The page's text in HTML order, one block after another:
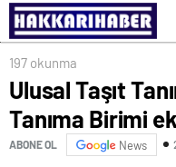
197 okunma
Ulusal Taşıt
Tanıma Birimi
ABONE OL News